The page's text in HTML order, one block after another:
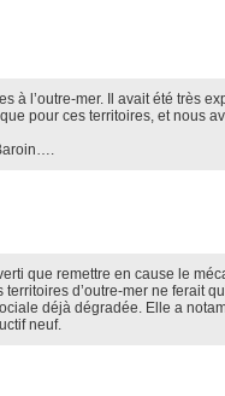
à l’outre-mer. Il avait été très
pour ces territoires, et nous
que remettre en cause le
d’outre-mer ne ferait
déjà dégradée. Elle a
neuf.